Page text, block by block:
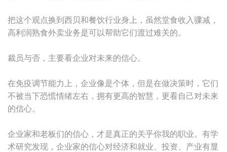
把这个观点换到西贝和餐饮行业身上，虽然堂食收入骤减，
高利润熟食外卖业务是可以帮助它们渡过难关的。
裁员与否，主要看企业对未来的信心。
在免疫调节能力上，企业像是个体，但是在做决策时，它们
不被当下恐慌情绪左右，拥有更高的智慧，更看自己对未来
的信心。
企业家和老板们的信心，才是真正的关乎你我的职业。有学
术研究发现，企业家的信心对经济和就业、投资、产业有显